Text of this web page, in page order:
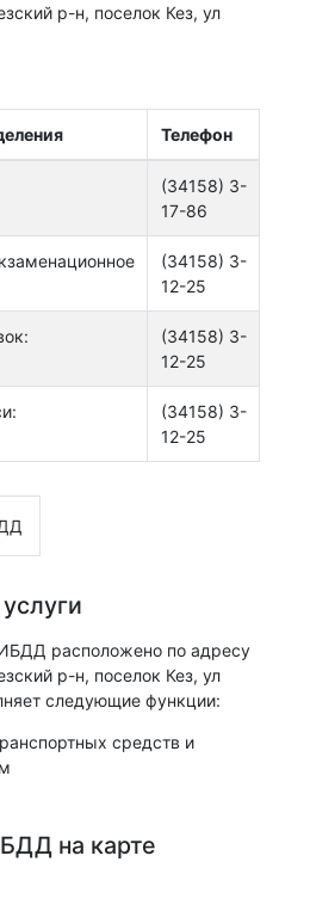
р-н, поселок Кез, ул
Телефон
(34158) 3-
17-86
(34158) 3-
12-25
(34158) 3-
12-25
(34158) 3-
12-25
расположено по адресу
р-н, поселок Кез, ул
следующие функции:
средств и
на карте